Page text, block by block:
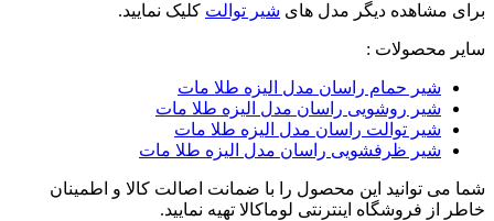
برای مشاهده دیگر مدل های شیر توالت کلیک نمایید.
سایر محصولات :
شیر حمام راسان مدل الیزه طلا مات
شیر روشویی راسان مدل الیزه طلا مات
شیر توالت راسان مدل الیزه طلا مات
شیر ظرفشویی راسان مدل الیزه طلا مات
شما می توانید این محصول را با ضمانت اصالت کالا و اطمینان
خاطر از فروشگاه اینترنتی لوماکالا تهیه نمایید.